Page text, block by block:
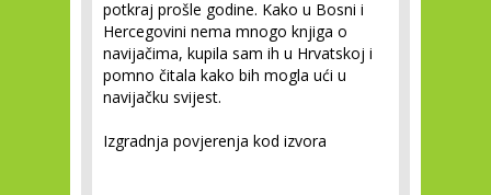
potkraj prošle godine. Kako u Bosni i
Hercegovini nema mnogo knjiga o
navijačima, kupila sam ih u Hrvatskoj i
pomno čitala kako bih mogla ući u
navijačku svijest.
Izgradnja povjerenja kod izvora